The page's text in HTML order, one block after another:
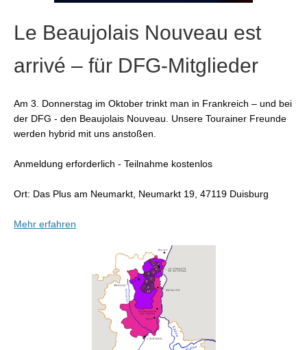
Le Beaujolais Nouveau est
arrivé – für DFG-Mitglieder
Am 3. Donnerstag im Oktober trinkt man in Frankreich – und bei
der DFG - den Beaujolais Nouveau. Unsere Tourainer Freunde
werden hybrid mit uns anstoßen.
Anmeldung erforderlich - Teilnahme kostenlos
Ort: Das Plus am Neumarkt, Neumarkt 19, 47119 Duisburg
Mehr erfahren